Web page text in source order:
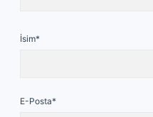
İsim*
E-Posta*